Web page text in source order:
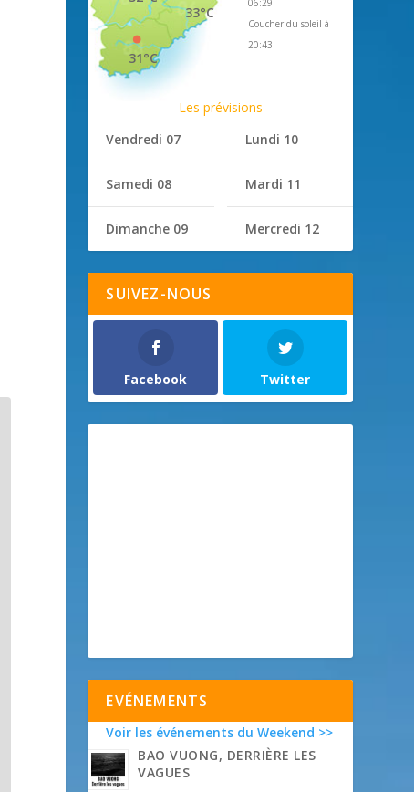
33°C
31°C
06:29
Coucher du soleil à
20:43
Les prévisions
Vendredi 07
Samedi 08
Dimanche 09
Lundi 10
Mardi 11
Mercredi 12
SUIVEZ-NOUS
Facebook Twitter
EVÉNEMENTS
Voir les événements du Weekend >>
BAO VUONG, DERRIÈRE LES
VAGUES